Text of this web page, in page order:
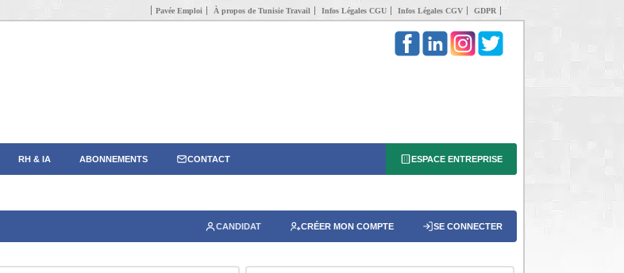
Pavée Emploi À propos de Tunisie Travail Infos Légales CGU Infos Légales CGV GDPR
RH & IA ABONNEMENTS CONTACT ESPACE ENTREPRISE
CANDIDAT CRÉER MON COMPTE SE CONNECTER